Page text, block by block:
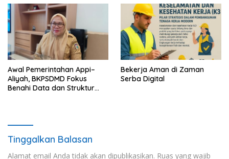
Awal Pemerintahan Appi–
Aliyah, BKPSDMD Fokus
Benahi Data dan Struktur
Bekerja Aman di Zaman
Serba Digital
Tinggalkan Balasan
Alamat email Anda tidak akan dipublikasikan. Ruas yang wajib